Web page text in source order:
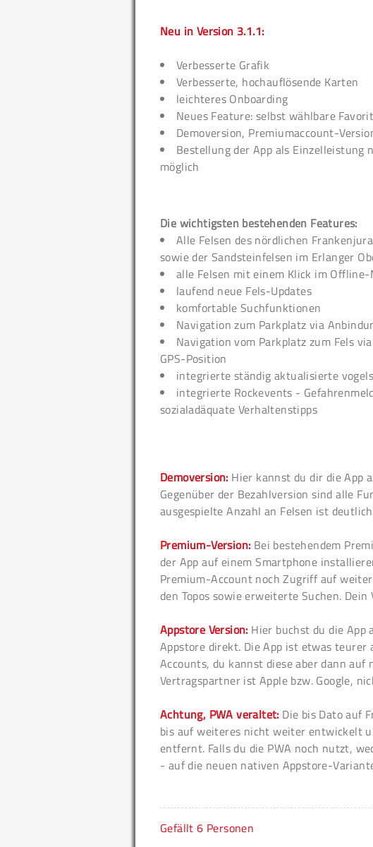
Neu in Version 3.1.1:
Verbesserte Grafik
Verbesserte, hochauflösende Karten
leichteres Onboarding
Neues Feature: selbst wählbare
Demoversion, Premiumaccount-
Bestellung der App als Einzelleistung
möglich
Die wichtigsten bestehenden Features:
Alle Felsen des nördlichen
sowie der Sandsteinfelsen im Erlanger
alle Felsen mit einem Klick im
laufend neue Fels-Updates
komfortable Suchfunktionen
Navigation zum Parkplatz via
Navigation vom Parkplatz zum Fels
GPS-Position
integrierte ständig aktualisierte
integrierte Rockevents -
sozialadäquate Verhaltenstipps
Demoversion: Hier kannst du dir die App
Gegenüber der Bezahlversion sind alle
ausgespielte Anzahl an Felsen ist
Premium-Version: Bei bestehendem
der App auf einem Smartphone
Premium-Account noch Zugriff auf
den Topos sowie erweiterte Suchen.
Appstore Version: Hier buchst du die App
Appstore direkt. Die App ist etwas teurer
Accounts, du kannst diese aber dann
Vertragspartner ist Apple bzw. Google,
Achtung, PWA veraltet: Die bis Dato auf
bis auf weiteres nicht weiter entwickelt
entfernt. Falls du die PWA noch nutzt,
- auf die neuen nativen Appstore-
Gefällt6 Personen